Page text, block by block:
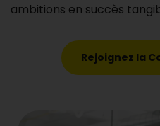
ambitions en succès
Rejoignez la